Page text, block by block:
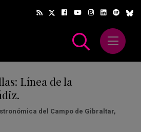
Abrir
Línea de la
del Campo de Gibraltar,